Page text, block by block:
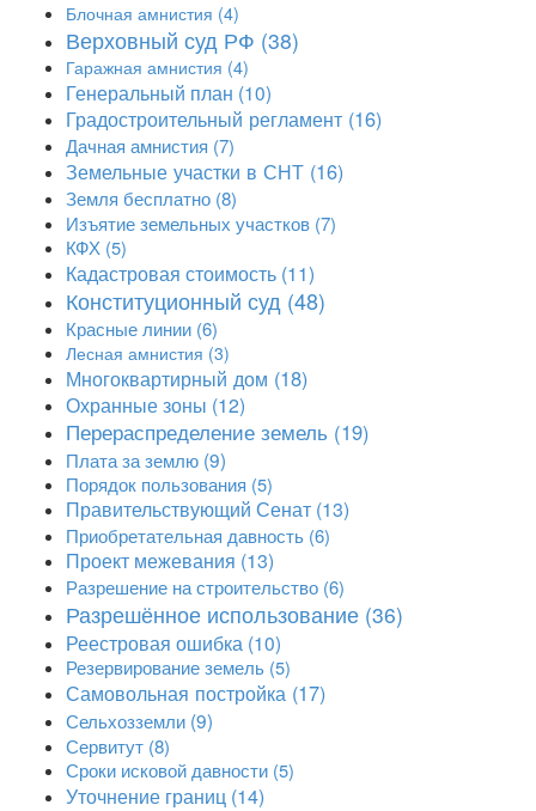
Блочная амнистия (4)
Верховный суд РФ (38)
Гаражная амнистия (4)
Генеральный план (10)
Градостроительный регламент (16)
Дачная амнистия (7)
Земельные участки в СНТ (16)
Земля бесплатно (8)
Изъятие земельных участков (7)
КФХ (5)
Кадастровая стоимость (11)
Конституционный суд (48)
Красные линии (6)
Лесная амнистия (3)
Многоквартирный дом (18)
Охранные зоны (12)
Перераспределение земель (19)
Плата за землю (9)
Порядок пользования (5)
Правительствующий Сенат (13)
Приобретательная давность (6)
Проект межевания (13)
Разрешение на строительство (6)
Разрешённое использование (36)
Реестровая ошибка (10)
Резервирование земель (5)
Самовольная постройка (17)
Сельхозземли (9)
Сервитут (8)
Сроки исковой давности (5)
Уточнение границ (14)